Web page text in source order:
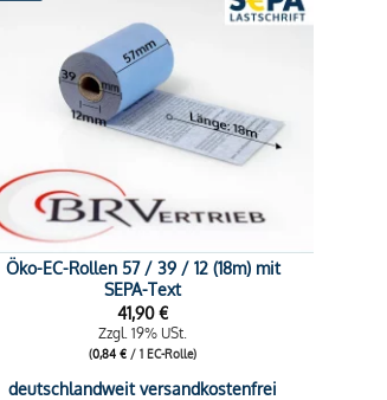
Öko-EC-Rollen 57 / 39 / 12 (18m) mit
SEPA-Text
41,90€
Zzgl. 19% USt.
(0,84€ / 1 EC-Rolle)
deutschlandweit versandkostenfrei